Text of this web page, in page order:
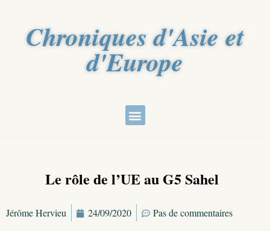
Chroniques d'Asie et
d'Europe
Le rôle de l’UE au G5 Sahel
Jérôme Hervieu 24/09/2020 Pas de commentaires